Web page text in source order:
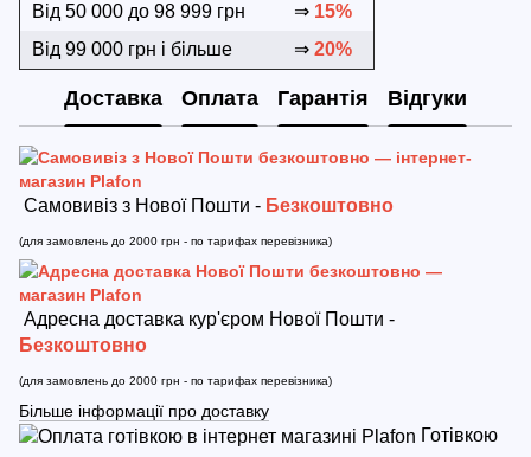
Від 50 000 до 98 999 грн
⇒ 15%
Від 99 000 грн і більше
⇒ 20%
Доставка Оплата Гарантія Відгуки
Самовивіз з Нової Пошти - Безкоштовно
(для замовлень до 2000 грн - по тарифах перевізника)
Адресна доставка кур'єром Нової Пошти -
Безкоштовно
(для замовлень до 2000 грн - по тарифах перевізника)
Більше інформації про доставку
Готівкою